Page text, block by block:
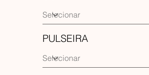
PULSEIRA